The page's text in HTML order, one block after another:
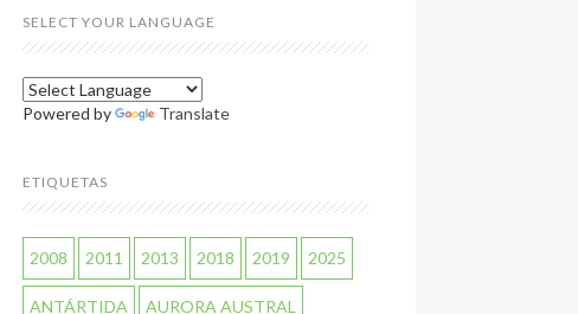
SELECT YOUR LANGUAGE
Powered by Translate
ETIQUETAS
2008 2011 2013 2018 2019 2025
ANTÁRTIDA AURORA AUSTRAL